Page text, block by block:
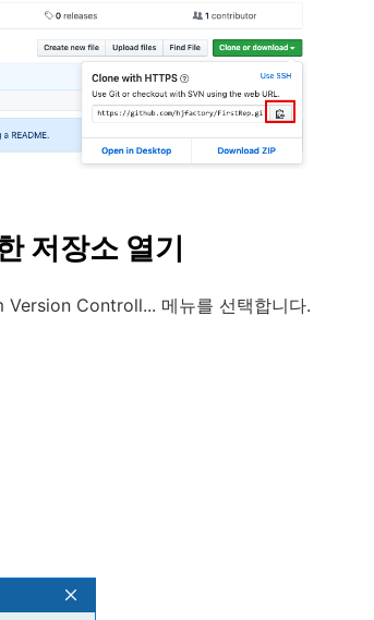
저장소 열기
Controll... 메뉴를 선택합니다.